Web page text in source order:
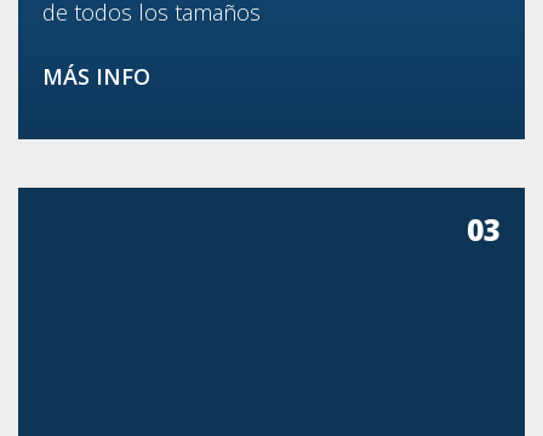
de todos los tamaños
MÁS INFO
03